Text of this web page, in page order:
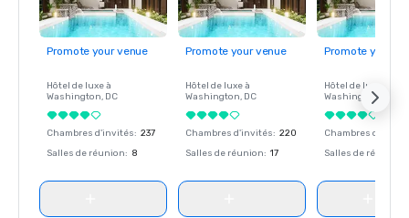
Promote your venue
Hôtel de luxe à
Washington, DC
Chambres d'invités: 237
Salles de réunion: 8
Promote your venue
Hôtel de luxe à
Washington, DC
Chambres d'invités: 220
Salles de réunion: 17
Promote your
Hôtel de luxe à
Washington
Chambres
Salles de réunion